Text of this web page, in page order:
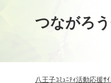
つながろ
八王子ｺﾐｭﾆﾃｨ活動応援